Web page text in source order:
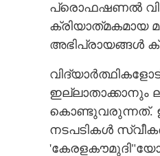
പ്രൊഫഷണൽ
ക്രിയാത്‌മകമായ
അഭിപ്രായങ്ങൾ
ഇല്ലാതാക്കാനും
കൊണ്ടുവരുന്നത്.
നടപടികൾ